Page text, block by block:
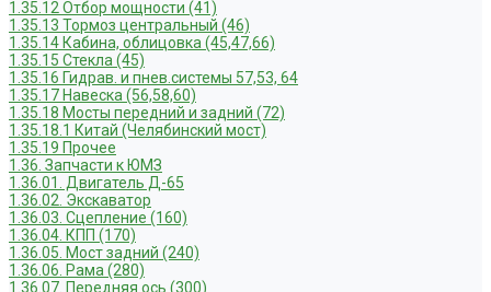
1.35.12 Отбор мощности (41)
1.35.13 Тормоз центральный (46)
1.35.14 Кабина, облицовка (45,47,66)
1.35.15 Стекла (45)
1.35.16 Гидрав. и пнев.системы 57,53, 64
1.35.17 Навеска (56,58,60)
1.35.18 Мосты передний и задний (72)
1.35.18.1 Китай (Челябинский мост)
1.35.19 Прочее
1.36. Запчасти к ЮМЗ
1.36.01. Двигатель Д-65
1.36.02. Экскаватор
1.36.03. Сцепление (160)
1.36.04. КПП (170)
1.36.05. Мост задний (240)
1.36.06. Рама (280)
1.36.07. Передняя ось (300)